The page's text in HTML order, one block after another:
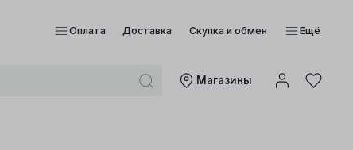
Оплата Доставка Скупка и обмен Ещё
Mагазины